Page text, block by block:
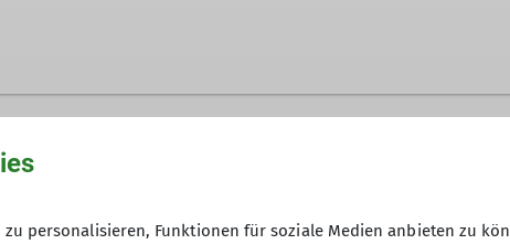
10 und 16 Kilometer - die Teilnahme ist kostenfrei!
personalisieren, Funktionen für soziale Medien anbieten zu